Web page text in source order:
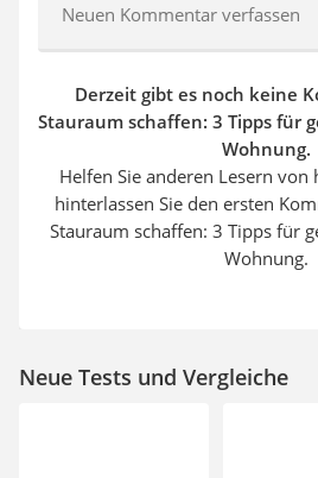
Neuen Kommentar verfassen
Derzeit gibt es noch keine
Stauraum schaffen: 3 Tipps für
Wohnung.
Helfen Sie anderen Lesern
hinterlassen Sie den ersten
Stauraum schaffen: 3 Tipps für
Wohnung.
Neue Tests und Vergleiche